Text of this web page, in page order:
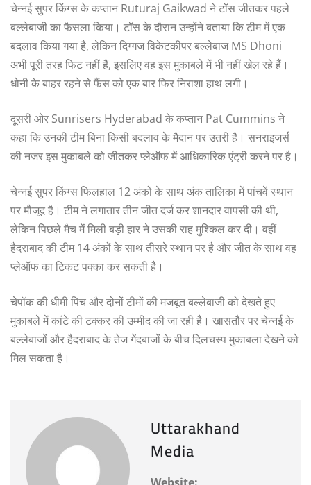
चेन्नई सुपर किंग्स के कप्तान Ruturaj Gaikwad ने टॉस जीतकर पहले
बल्लेबाजी का फैसला किया। टॉस के दौरान उन्होंने बताया कि टीम में एक
बदलाव किया गया है, लेकिन दिग्गज विकेटकीपर बल्लेबाज MS Dhoni
अभी पूरी तरह फिट नहीं हैं, इसलिए वह इस मुकाबले में भी नहीं खेल रहे हैं।
धोनी के बाहर रहने से फैंस को एक बार फिर निराशा हाथ लगी।
दूसरी ओर Sunrisers Hyderabad के कप्तान Pat Cummins ने
कहा कि उनकी टीम बिना किसी बदलाव के मैदान पर उतरी है। सनराइजर्स
की नजर इस मुकाबले को जीतकर प्लेऑफ में आधिकारिक एंट्री करने पर है।
चेन्नई सुपर किंग्स फिलहाल 12 अंकों के साथ अंक तालिका में पांचवें स्थान
पर मौजूद है। टीम ने लगातार तीन जीत दर्ज कर शानदार वापसी की थी,
लेकिन पिछले मैच में मिली बड़ी हार ने उसकी राह मुश्किल कर दी। वहीं
हैदराबाद की टीम 14 अंकों के साथ तीसरे स्थान पर है और जीत के साथ वह
प्लेऑफ का टिकट पक्का कर सकती है।
चेपॉक की धीमी पिच और दोनों टीमों की मजबूत बल्लेबाजी को देखते हुए
मुकाबले में कांटे की टक्कर की उम्मीद की जा रही है। खासतौर पर चेन्नई के
बल्लेबाजों और हैदराबाद के तेज गेंदबाजों के बीच दिलचस्प मुकाबला देखने को
मिल सकता है।
Uttarakhand
Media